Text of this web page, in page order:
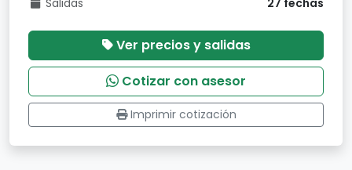
Salidas 27 fechas
Ver precios y salidas
Cotizar con asesor
Imprimir cotización